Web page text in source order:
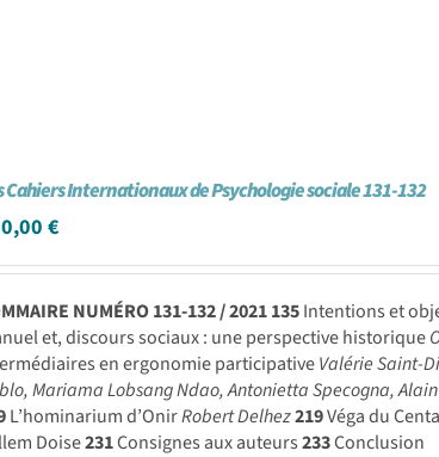
Cahiers Internationaux de Psychologie sociale 131-132
€
NUMÉRO 131-132 / 2021135Intentions et
et, discours sociaux : une perspective historique
en ergonomie participativeValérie Saint-
Mariama Lobsang Ndao, Antonietta Specogna,
L’hominarium d’OnirRobert Delhez219Véga du
Doise231Consignes aux auteurs233Conclusion